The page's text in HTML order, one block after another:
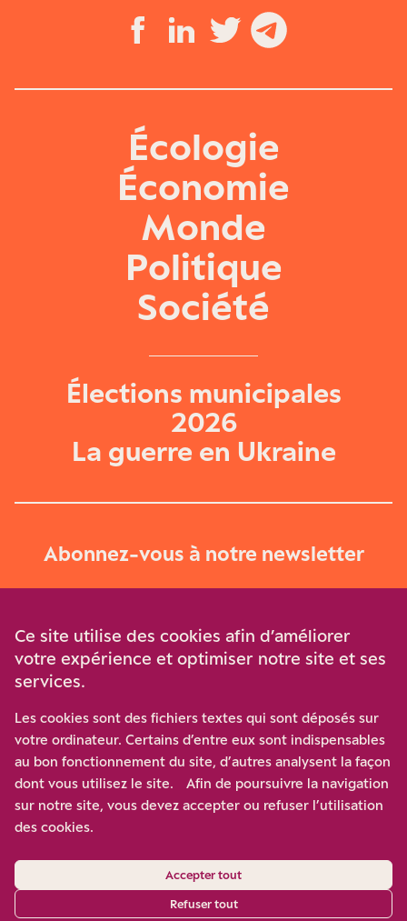
Écologie
Économie
Monde
Politique
Société
Élections municipales
2026
La guerre en Ukraine
Abonnez-vous à notre newsletter
Participez à notre effort pour conforter la démocratie en
luttant contre l’ascension aux extrêmes, et la
disqualification de l’adversaire, en promouvant la
confrontation des idées et des opinions.
Nous soutenir
Ce site utilise des cookies afin d’améliorer
votre expérience et optimiser notre site et ses
services.
Les cookies sont des fichiers textes qui sont déposés sur
votre ordinateur. Certains d’entre eux sont indispensables
au bon fonctionnement du site, d’autres analysent la façon
dont vous utilisez le site. Afin de poursuivre la navigation
sur notre site, vous devez accepter ou refuser l’utilisation
des cookies.
Accepter tout
Refuser tout